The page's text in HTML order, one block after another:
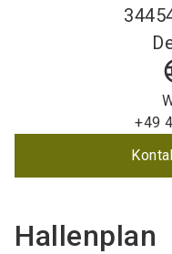
+49
Hallenplan